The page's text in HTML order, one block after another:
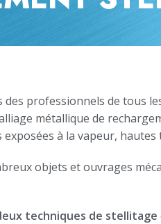
professionnels de tous
alliage métallique de
exposées à la vapeur,
objets et ouvrages
techniques de stellitage